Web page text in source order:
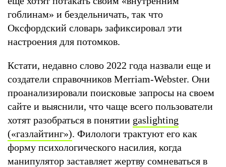
гоблинам» и бездельничать, так что
Оксфордский словарь зафиксировал эти
настроения для потомков.
Кстати, недавно слово 2022 года назвали еще и
создатели справочников Merriam-Webster. Они
проанализировали поисковые запросы на своем
сайте и выяснили, что чаще всего пользователи
хотят разобраться в понятии gaslighting
(«газлайтинг»). Филологи трактуют его как
форму психологического насилия, когда
манипулятор заставляет жертву сомневаться в